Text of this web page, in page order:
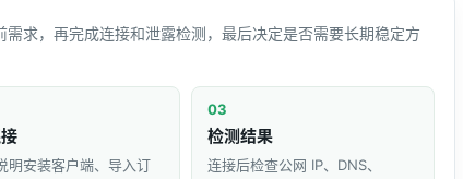
需求，再完成连接和泄露检测，最后决定是否需要长期稳定方
明安装客户端、导入订
03
检测结果
连接后检查公网 IP、DNS、